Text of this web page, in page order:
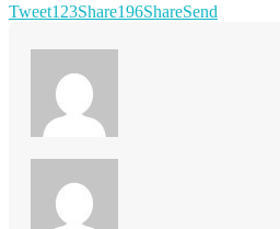
Tweet123Share196ShareSend